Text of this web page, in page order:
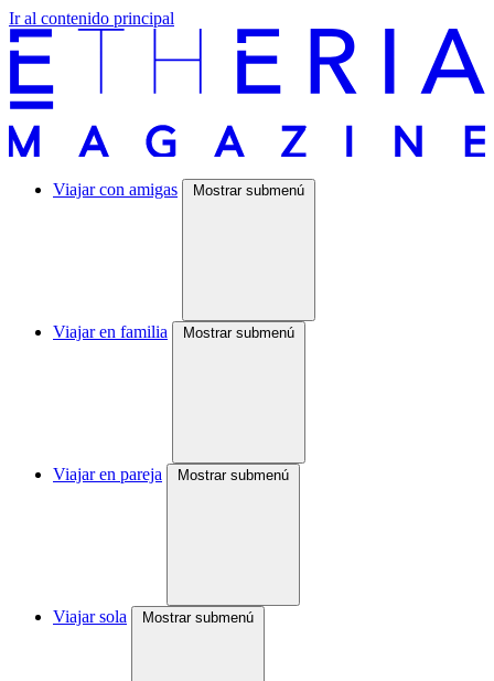
Ir al contenido principal
Viajar con amigas Mostrar submenú
Viajar en familia Mostrar submenú
Viajar en pareja Mostrar submenú
Viajar sola Mostrar submenú